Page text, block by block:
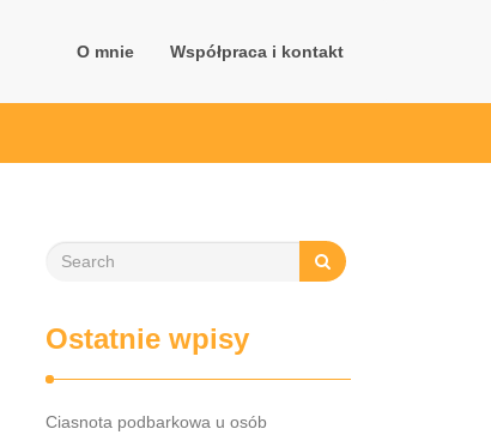
O mnie Współpraca i kontakt
Ostatnie wpisy
Ciasnota podbarkowa u osób